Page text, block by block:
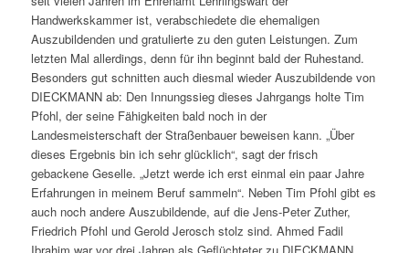
Handwerkskammer ist, verabschiedete die ehemaligen
Auszubildenden und gratulierte zu den guten Leistungen. Zum
letzten Mal allerdings, denn für ihn beginnt bald der Ruhestand.
Besonders gut schnitten auch diesmal wieder Auszubildende von
DIECKMANN ab: Den Innungssieg dieses Jahrgangs holte Tim
Pfohl, der seine Fähigkeiten bald noch in der
Landesmeisterschaft der Straßenbauer beweisen kann. „Über
dieses Ergebnis bin ich sehr glücklich“, sagt der frisch
gebackene Geselle. „Jetzt werde ich erst einmal ein paar Jahre
Erfahrungen in meinem Beruf sammeln“. Neben Tim Pfohl gibt es
auch noch andere Auszubildende, auf die Jens-Peter Zuther,
Friedrich Pfohl und Gerold Jerosch stolz sind. Ahmed Fadil
Ibrahim war vor drei Jahren als Geflüchteter zu DIECKMANN